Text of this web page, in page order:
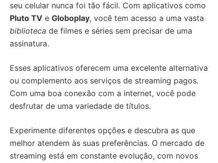
seu celular nunca foi tão fácil. Com aplicativos como
Pluto TV e Globoplay, você tem acesso a uma vasta
biblioteca de filmes e séries sem precisar de uma
assinatura.
Esses aplicativos oferecem uma excelente alternativa
ou complemento aos serviços de streaming pagos.
Com uma boa conexão com a internet, você pode
desfrutar de uma variedade de títulos.
Experimente diferentes opções e descubra as que
melhor atendem às suas preferências. O mercado de
streaming está em constante evolução, com novos